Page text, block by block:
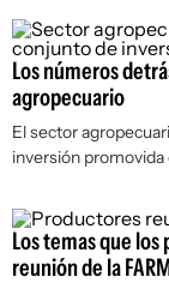
Los números
agropecuario
El sector
inversión
Los temas que
reunión de la